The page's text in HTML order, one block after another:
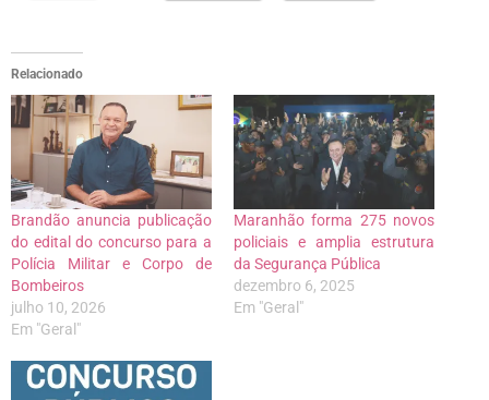
Relacionado
Brandão anuncia publicação
do edital do concurso para a
Polícia Militar e Corpo de
Bombeiros
julho 10, 2026
Em "Geral"
Maranhão forma 275 novos
policiais e amplia estrutura
da Segurança Pública
dezembro 6, 2025
Em "Geral"